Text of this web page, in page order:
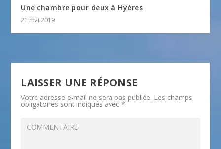
Une chambre pour deux à Hyères
21 mai 2019
LAISSER UNE RÉPONSE
Votre adresse e-mail ne sera pas publiée. Les champs
obligatoires sont indiqués avec*